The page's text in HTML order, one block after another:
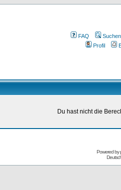
FAQ
Suchen
Profil
Du hast nicht die
Powered by